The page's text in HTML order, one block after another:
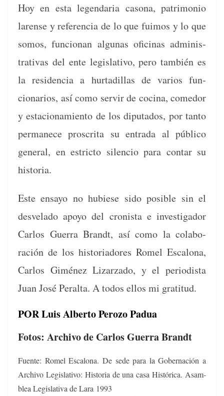
Hoy en esta leg­en­daria casona, pat­ri­mo­nio
larense y ref­er­en­cia de lo que fuimos y lo que
somos, fun­cio­nan algu­nas ofic­i­nas admin­is­
tra­ti­vas del ente leg­isla­ti­vo, pero tam­bién es
la res­i­den­cia a hur­tadil­las de var­ios fun­
cionar­ios, así como servir de coci­na, come­dor
y esta­cionamien­to de los diputa­dos, por tan­to
per­manece pro­scri­ta su entra­da al públi­co
gen­er­al, en estric­to silen­cio para con­tar su
historia.
Este ensayo no hubiese sido posi­ble sin el
desve­la­do apoyo del cro­nista e inves­ti­gador
Car­los Guer­ra Brandt, así como la colab­o­
ración de los his­to­ri­adores Romel Escalona,
Car­los Giménez Lizarza­do, y el peri­odista
Juan José Per­al­ta. A todos ellos mi gratitud.
POR Luis Alberto Perozo Padua
Fotos: Archivo de Carlos Guerra Brandt
Fuente: Romel Escalona. De sede para la Gob­er­nación a
Archi­vo Leg­isla­ti­vo: His­to­ria de una casa Históri­ca. Asam­
blea Leg­isla­ti­va de Lara 1993